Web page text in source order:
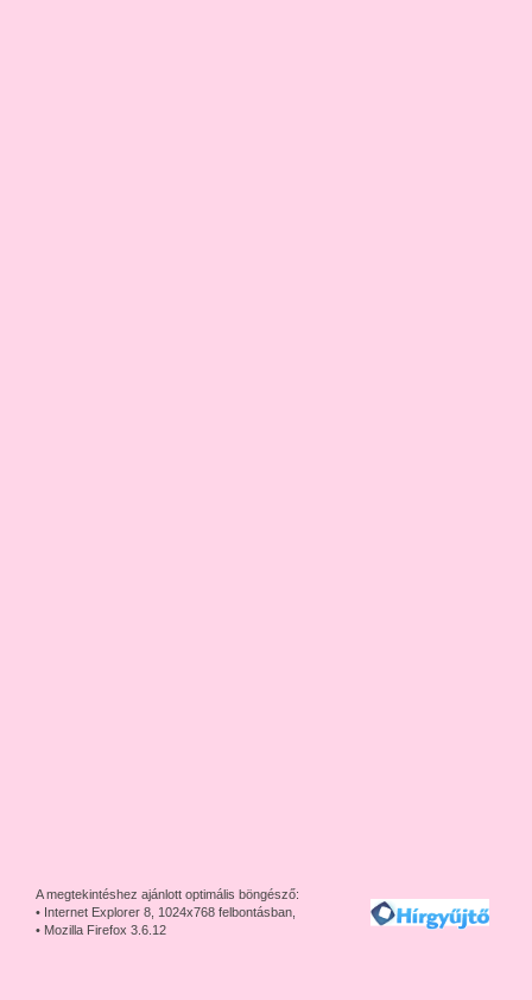
A megtekintéshez ajánlott optimális böngésző:
• Internet Explorer 8, 1024x768 felbontásban,
• Mozilla Firefox 3.6.12